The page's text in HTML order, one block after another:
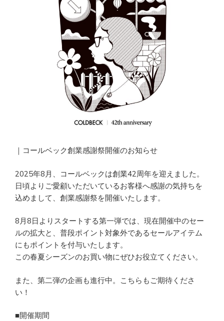
｜コールベック創業感謝祭開催のお知らせ
2025年8月、コールベックは創業42周年を迎えました。
日頃よりご愛顧いただいているお客様へ感謝の気持ちを
込めまして、創業感謝祭を開催いたします。
8月8日よりスタートする第一弾では、現在開催中のセー
ルの拡大と、普段ポイント対象外であるセールアイテム
にもポイントを付与いたします。
この春夏シーズンのお買い物にぜひお役立てください。
また、第二弾の企画も進行中。こちらもご期待くださ
い！
■開催期間